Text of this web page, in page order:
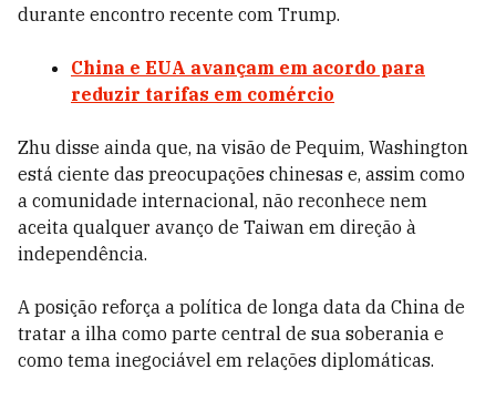
durante encontro recente com Trump.
China e EUA avançam em acordo para
reduzir tarifas em comércio
Zhu disse ainda que, na visão de Pequim, Washington
está ciente das preocupações chinesas e, assim como
a comunidade internacional, não reconhece nem
aceita qualquer avanço de Taiwan em direção à
independência.
A posição reforça a política de longa data da China de
tratar a ilha como parte central de sua soberania e
como tema inegociável em relações diplomáticas.